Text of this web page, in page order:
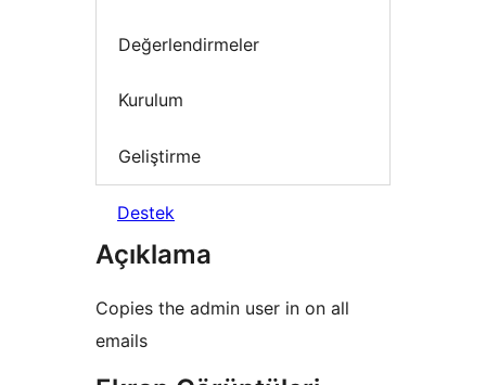
Değerlendirmeler
Kurulum
Geliştirme
Destek
Açıklama
Copies the admin user in on all
emails